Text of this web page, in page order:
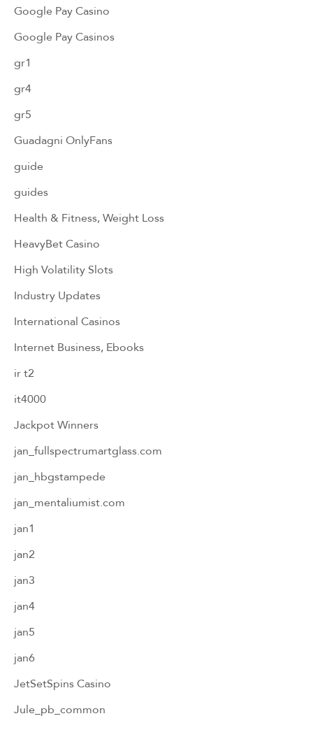
Google Pay Casino
Google Pay Casinos
gr1
gr4
gr5
Guadagni OnlyFans
guide
guides
Health & Fitness, Weight Loss
HeavyBet Casino
High Volatility Slots
Industry Updates
International Casinos
Internet Business, Ebooks
ir t2
it4000
Jackpot Winners
jan_fullspectrumartglass.com
jan_hbgstampede
jan_mentaliumist.com
jan1
jan2
jan3
jan4
jan5
jan6
JetSetSpins Casino
Jule_pb_common